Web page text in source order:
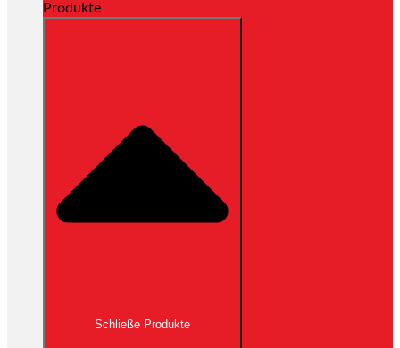
Produkte
Schließe Produkte